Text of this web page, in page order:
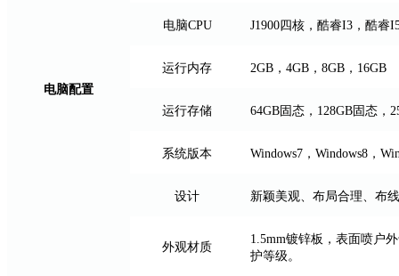
电脑配置
电脑CPU J1900四核，酷睿I3，酷睿
运行内存 2GB，4GB，8GB，16GB
运行存储 64GB固态，128GB固态，
系统版本 Windows7，Windows8，
设计 新颖美观、布局合理、布
外观材质
1.5mm镀锌板，表面喷户
护等级。